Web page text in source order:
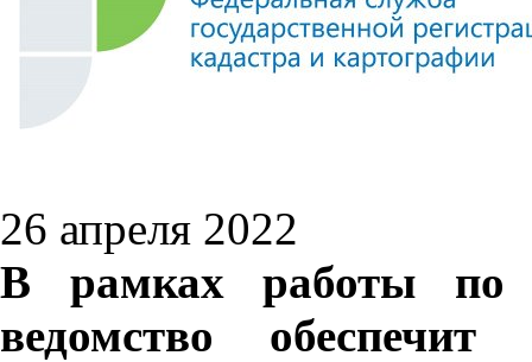
26 апреля 2022
В рамках работы по
ведомство обеспечит